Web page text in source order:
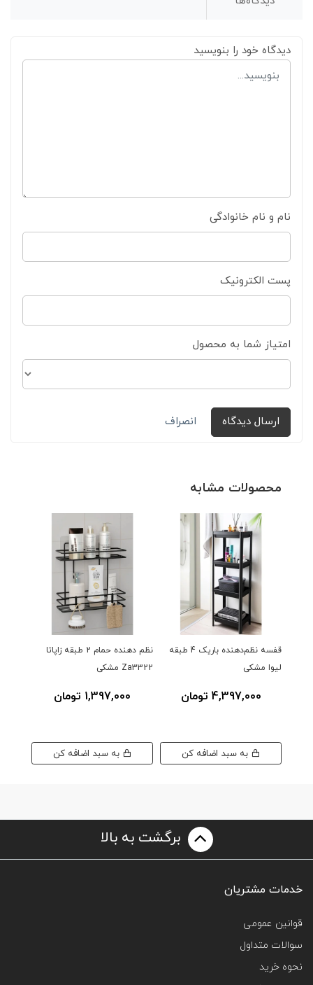
دیدگاه خود را بنویسید
نام و نام خانوادگی
پست الکترونیک
امتیاز شما به محصول
ارسال دیدگاه انصراف
محصولات مشابه
قفسه نظم‌دهنده باریک 4 طبقه
لیوا مشکی
4,397,000 تومان
نظم دهنده حمام 2 طبقه زاپاتا
Za3322 مشکی
1,397,000 تومان
برگشت به بالا
خدمات مشتریان
قوانین عمومی
سوالات متداول
نحوه خرید